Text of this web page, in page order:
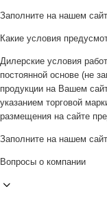
Заполните на нашем
Какие условия
Дилерские условия
постоянной основе (не
продукции на Вашем
указанием торговой
размещения на сайте
Заполните на нашем
Вопросы о компании